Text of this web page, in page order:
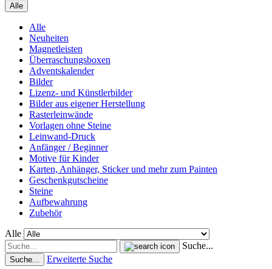
Alle
Alle
Neuheiten
Magnetleisten
Überraschungsboxen
Adventskalender
Bilder
Lizenz- und Künstlerbilder
Bilder aus eigener Herstellung
Rasterleinwände
Vorlagen ohne Steine
Leinwand-Druck
Anfänger / Beginner
Motive für Kinder
Karten, Anhänger, Sticker und mehr zum Painten
Geschenkgutscheine
Steine
Aufbewahrung
Zubehör
Alle
Suche...
Suche... Erweiterte Suche